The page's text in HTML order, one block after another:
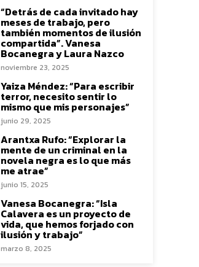
“Detrás de cada invitado hay
meses de trabajo, pero
también momentos de ilusión
compartida”. Vanesa
Bocanegra y Laura Nazco
noviembre 23, 2025
Yaiza Méndez: “Para escribir
terror, necesito sentir lo
mismo que mis personajes”
junio 29, 2025
Arantxa Rufo: “Explorar la
mente de un criminal en la
novela negra es lo que más
me atrae”
junio 15, 2025
Vanesa Bocanegra: “Isla
Calavera es un proyecto de
vida, que hemos forjado con
ilusión y trabajo”
marzo 8, 2025